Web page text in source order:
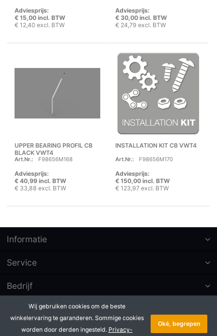
Adviesprijs:
€ 15,00 incl. BTW
€ 12,40 excl. BTW
Adviesprijs:
€ 30,00 incl. BTW
€ 24,79 excl. BTW
UPPER BEARING PROFIL CB
BLACK VWT4
Art.Nr.: F98656M168
Adviesprijs:
€ 40,99 incl. BTW
€ 33,88 excl. BTW
INSTALLATION KIT CB VWT4
Art.Nr.: F98656M170
Adviesprijs:
€ 150,00 incl. BTW
€ 123,97 excl. BTW
Informatie
Service
Bedrijf
Abonneer op nieuwsbrieven
* Alle prijzen excl. btw, plus Copyright © 2026 Badé B.V.. Alle
Wij gebruiken cookies om de beste
winkelervaring te garanderen. Sommige cookies
worden door derden ingesteld. Privacy-
Oké, begrepen